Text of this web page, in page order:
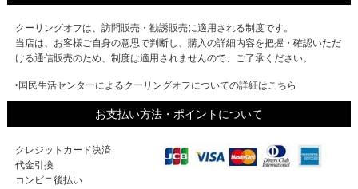
クーリングオフは、訪問販売・勧誘販売に適用される制度です。
当店は、お客様ご自身の意思で判断し、購入の詳細内容を把握・確認いただ
ける通信販売のため、制度は適用されませんので、ご了承ください。
‣国民生活センターによるクーリングオフについての詳細はこちら
お支払い方法・ポイントについて
クレジットカード決済
代金引換
コンビニ後払い